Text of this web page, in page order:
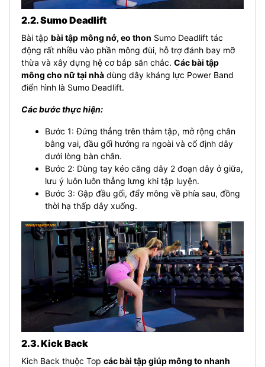
2.2. Sumo Deadlift
Bài tập bài tập mông nở, eo thon Sumo Deadlift tác
động rất nhiều vào phần mông đùi, hỗ trợ đánh bay mỡ
thừa và xây dựng hệ cơ bắp săn chắc. Các bài tập
mông cho nữ tại nhà dùng dây kháng lực Power Band
điển hình là Sumo Deadlift.
Các bước thực hiện:
Bước 1: Đứng thẳng trên thảm tập, mở rộng chân
bằng vai, đầu gối hướng ra ngoài và cố định dây
dưới lòng bàn chân.
Bước 2: Dùng tay kéo căng dây 2 đoạn dây ở giữa,
lưu ý luôn luôn thẳng lưng khi tập luyện.
Bước 3: Gập đầu gối, đẩy mông về phía sau, đồng
thời hạ thấp dây xuống.
2.3. Kick Back
Kich Back thuộc Top các bài tập giúp mông to nhanh